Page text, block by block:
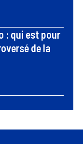
: qui est pour
de la